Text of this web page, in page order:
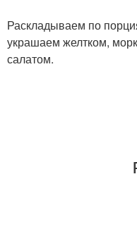
Раскладываем по
украшаем желтком,
салатом.